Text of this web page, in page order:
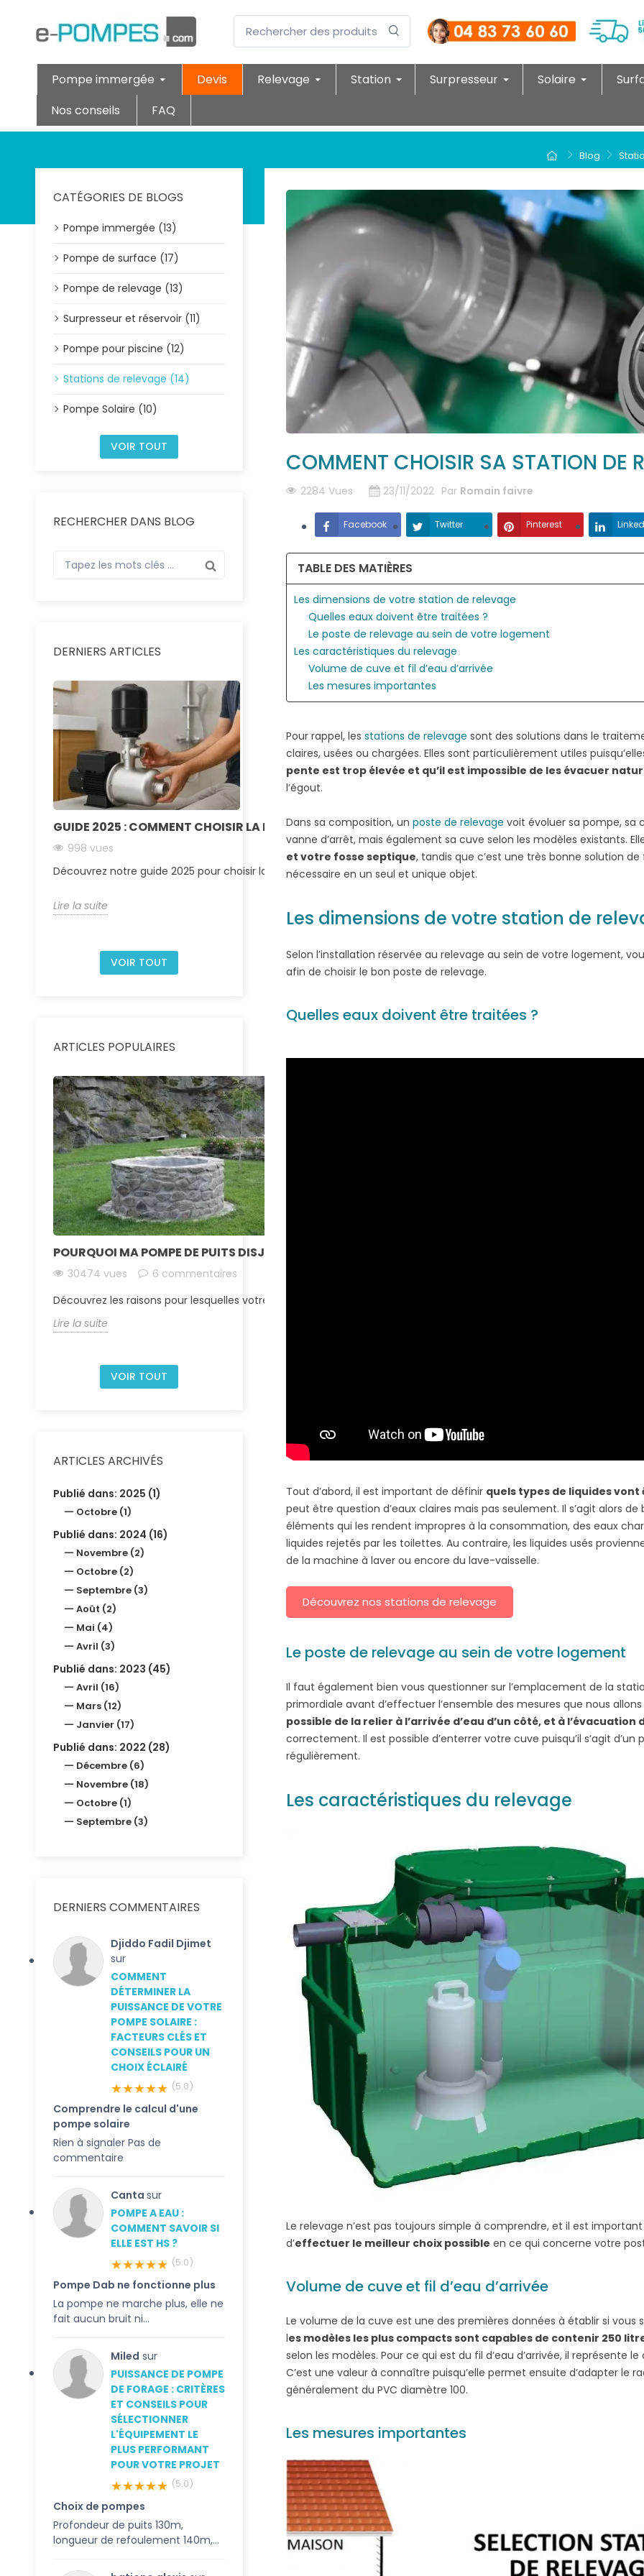
Pompe immergée Devis Relevage Station Surpresseur Solaire
Nos conseils
FAQ
Blog
CATÉGORIES DE BLOGS
Pompe immergée (13)
Pompe de surface (17)
Pompe de relevage (13)
Surpresseur et réservoir (11)
Pompe pour piscine (12)
Stations de relevage (14)
Pompe Solaire (10)
VOIR TOUT
RECHERCHER DANS BLOG
DERNIERS ARTICLES
GUIDE 2025 : COMMENT CHOISIR LA BONNE POMPE À EAU SELON VOTRE BESOIN (MAISON, JARDIN,
998 vues
Découvrez notre guide 2025 pour choisir la pompe à eau idéale selon votre besoin, maison, jardin, cave ou puits. Au...
Lire la suite
VOIR TOUT
ARTICLES POPULAIRES
POURQUOI MA POMPE DE PUITS DISJONCTE-T-ELLE ? LES CAUSES COURANTES DE SURCHARGE
30474 vues
6 commentaires
Découvrez les raisons pour lesquelles votre pompe de puits ou votre surpresseur disjoncte ! Nous avons rassemblé les...
Lire la suite
VOIR TOUT
ARTICLES ARCHIVÉS
Publié dans: 2025 (1)
Octobre (1)
Publié dans: 2024 (16)
Novembre (2)
Octobre (2)
Septembre (3)
Août (2)
Mai (4)
Avril (3)
Publié dans: 2023 (45)
Avril (16)
Mars (12)
Janvier (17)
Publié dans: 2022 (28)
Décembre (6)
Novembre (18)
Octobre (1)
Septembre (3)
DERNIERS COMMENTAIRES
Djiddo Fadil Djimet
sur
COMMENT
DÉTERMINER LA
PUISSANCE DE VOTRE
POMPE SOLAIRE :
FACTEURS CLÉS ET
CONSEILS POUR UN
CHOIX ÉCLAIRÉ
★★★★★ (5.0)
Comprendre le calcul d'une
pompe solaire
Rien à signaler Pas de
commentaire
Canta sur
POMPE A EAU :
COMMENT SAVOIR SI
ELLE EST HS ?
★★★★★ (5.0)
Pompe Dab ne fonctionne plus
La pompe ne marche plus, elle ne
fait aucun bruit ni...
Miled sur
PUISSANCE DE POMPE
DE FORAGE : CRITÈRES
ET CONSEILS POUR
SÉLECTIONNER
L'ÉQUIPEMENT LE
PLUS PERFORMANT
POUR VOTRE PROJET
★★★★★ (5.0)
Choix de pompes
Profondeur de puits 130m,
longueur de refoulement 140m,...
COMMENT CHOISIR SA STATION DE
2284 Vues 23/11/2022 Par Romain faivre
Facebook Twitter Pinterest
TABLE DES MATIÈRES
Les dimensions de votre station de relevage
Quelles eaux doivent être traitées ?
Le poste de relevage au sein de votre logement
Les caractéristiques du relevage
Volume de cuve et fil d’eau d’arrivée
Les mesures importantes
Pour rappel, les stations de relevage sont des solutions dans le
claires, usées ou chargées. Elles sont particulièrement utiles
pente est trop élevée et qu’il est impossible de les évacuer
l’égout.
Dans sa composition, un poste de relevage voit évoluer sa pompe, sa
vanne d’arrêt, mais également sa cuve selon les modèles existants.
et votre fosse septique, tandis que c’est une très bonne solution
nécessaire en un seul et unique objet.
Les dimensions de votre station de
Selon l’installation réservée au relevage au sein de votre logement,
afin de choisir le bon poste de relevage.
Quelles eaux doivent être traitées ?
Tout d’abord, il est important de définir quels types de liquides
peut être question d’eaux claires mais pas seulement. Il s’agit alors
éléments qui les rendent impropres à la consommation, des eaux
liquides rejetés par les toilettes. Au contraire, les liquides usés
de la machine à laver ou encore du lave-vaisselle.
Découvrez nos stations de relevage
Le poste de relevage au sein de votre logement
Il faut également bien vous questionner sur l’emplacement de la
primordiale avant d’effectuer l’ensemble des mesures que nous
possible de la relier à l’arrivée d’eau d’un côté, et à l’évacuation
correctement. Il est possible d’enterrer votre cuve puisqu’il s’agit
régulièrement.
Les caractéristiques du relevage
Le relevage n’est pas toujours simple à comprendre, et il est
d’effectuer le meilleur choix possible en ce qui concerne votre
Volume de cuve et fil d’eau d’arrivée
Le volume de la cuve est une des premières données à établir si
les modèles les plus compacts sont capables de contenir 250
selon les modèles. Pour ce qui est du fil d’eau d’arrivée, il représente
C’est une valeur à connaître puisqu’elle permet ensuite d’adapter le
généralement du PVC diamètre 100.
Les mesures importantes